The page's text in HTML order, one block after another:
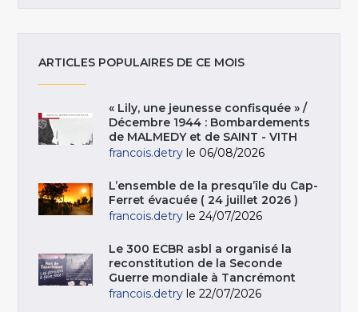
ARTICLES POPULAIRES DE CE MOIS
« Lily, une jeunesse confisquée » /
Décembre 1944 : Bombardements
de MALMEDY et de SAINT - VITH
francois.detry le 06/08/2026
L’ensemble de la presqu’île du Cap-
Ferret évacuée ( 24 juillet 2026 )
francois.detry le 24/07/2026
Le 300 ECBR asbl a organisé la
reconstitution de la Seconde
Guerre mondiale à Tancrémont
francois.detry le 22/07/2026